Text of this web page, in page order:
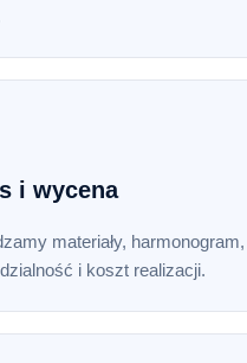
i wycena
materiały, harmonogram,
i koszt realizacji.